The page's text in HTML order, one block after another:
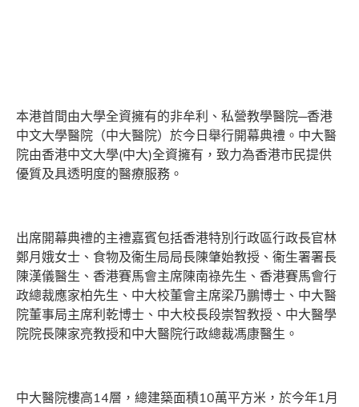
本港首間由大學全資擁有的非牟利、私營教學醫院─香港
中文大學醫院（中大醫院）於今日舉行開幕典禮。中大醫
院由香港中文大學(中大)全資擁有，致力為香港市民提供
優質及具透明度的醫療服務。
出席開幕典禮的主禮嘉賓包括香港特別行政區行政長官林
鄭月娥女士、食物及衞生局局長陳肇始教授、衞生署署長
陳漢儀醫生、香港賽馬會主席陳南祿先生、香港賽馬會行
政總裁應家柏先生、中大校董會主席梁乃鵬博士、中大醫
院董事局主席利乾博士、中大校長段崇智教授、中大醫學
院院長陳家亮教授和中大醫院行政總裁馮康醫生。
中大醫院樓高14層，總建築面積10萬平方米，於今年1月